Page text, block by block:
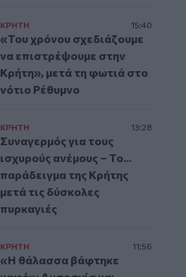
ΚΡΗΤΗ 15:40
«Του χρόνου σχεδιάζουμε
να επιστρέψουμε στην
Κρήτη», μετά τη φωτιά στο
νότιο Ρέθυμνο
ΚΡΗΤΗ 13:28
Συναγερμός για τους
ισχυρούς ανέμους – Το...
παράδειγμα της Κρήτης
μετά τις δύσκολες
πυρκαγιές
ΚΡΗΤΗ 11:56
«Η θάλασσα βάφτηκε